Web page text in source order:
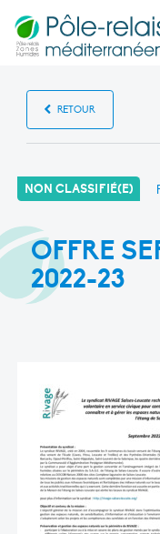
RETOUR
NON CLASSIFIÉ(E)
OFFRE
2022-23